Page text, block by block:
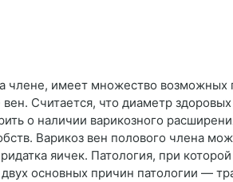
имеет множество возможных
Считается, что диаметр
о наличии варикозного
Варикоз вен полового члена
яичек. Патология, при
основных причин патологии —